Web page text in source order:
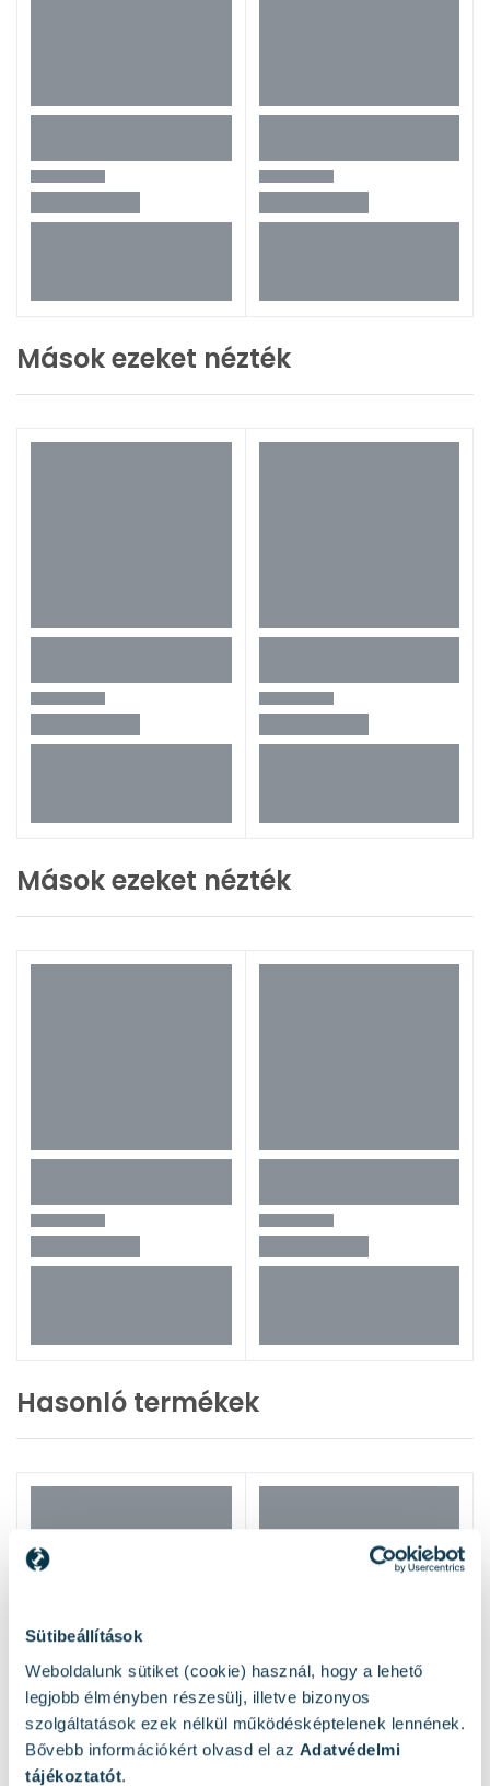
Sütibeállítások
Weboldalunk sütiket (cookie) használ, hogy a lehető
legjobb élményben részesülj, illetve bizonyos
szolgáltatások ezek nélkül működésképtelenek lennének.
Bővebb információkért olvasd el az Adatvédelmi
tájékoztatót.
Mások ezeket nézték
Mások ezeket nézték
Hasonló termékek